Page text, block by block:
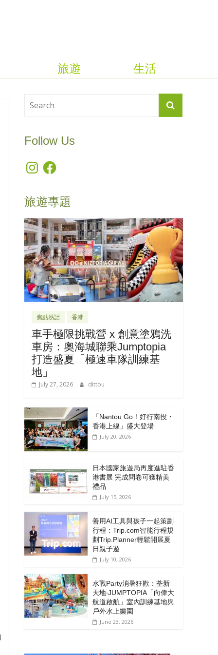
生活
旅遊
Follow Us
InstagramFacebook
旅遊專題
焦點熱話 香港
車手極限挑戰營 x 創意塗鴉洗
車房：奧海城聯乘Jumptopia
打造盛夏「極速車隊訓練基
地」
July 27, 2026 dittou
「Nantou Go！好行南投・
香港上線」盛大登場
July 20, 2026
日本國家旅遊局再度進駐香
港書展 完成問卷可獲精美
禮品
July 15, 2026
善用AI工具與孩子一起策劃
行程：Trip.com智能行程規
劃Trip.Planner輕鬆開展夏
日親子遊
July 10, 2026
水戰Party消暑狂歡：荃新
天地‧JUMPTOPIA「向偉大
航道啟航」室內訓練基地與
戶外水上樂園
June 23, 2026